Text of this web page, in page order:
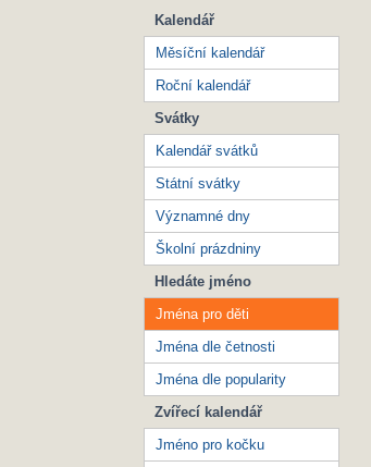
Kalendář
Měsíční kalendář
Roční kalendář
Svátky
Kalendář svátků
Státní svátky
Významné dny
Školní prázdniny
Hledáte jméno
Jména pro děti
Jména dle četnosti
Jména dle popularity
Zvířecí kalendář
Jméno pro kočku